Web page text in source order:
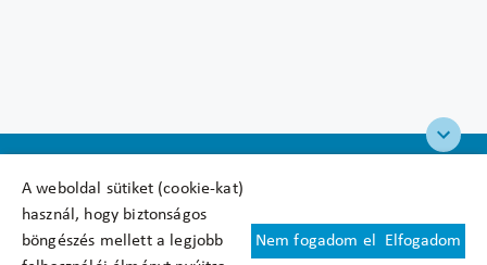
A weboldal sütiket (cookie-kat)
használ, hogy biztonságos
böngészés mellett a legjobb
Nem fogadom el Elfogadom
Felhasználási feltételek